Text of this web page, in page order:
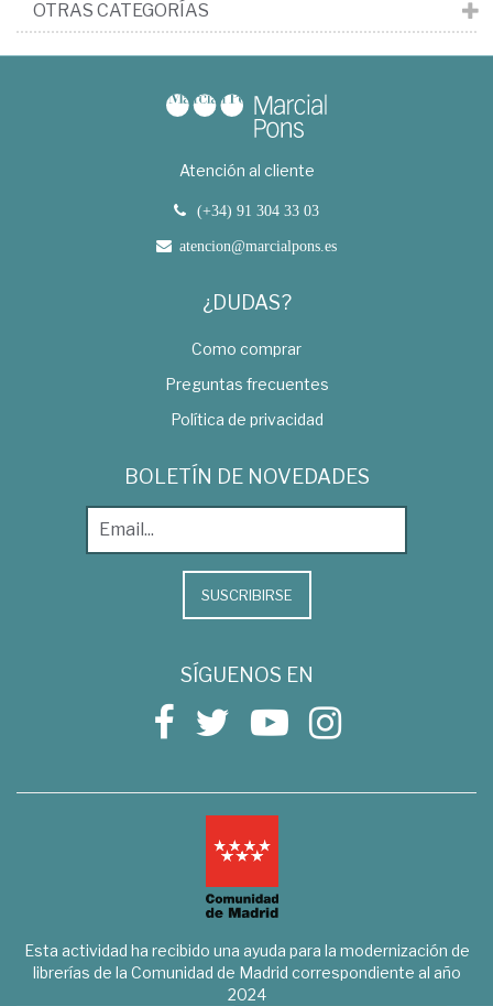
OTRAS CATEGORÍAS
Atención al cliente
(+34) 91 304 33 03
atencion@marcialpons.es
¿DUDAS?
Como comprar
Preguntas frecuentes
Política de privacidad
BOLETÍN DE NOVEDADES
SUSCRIBIRSE
SÍGUENOS EN
Esta actividad ha recibido una ayuda para la modernización de
librerías de la Comunidad de Madrid correspondiente al año
2024